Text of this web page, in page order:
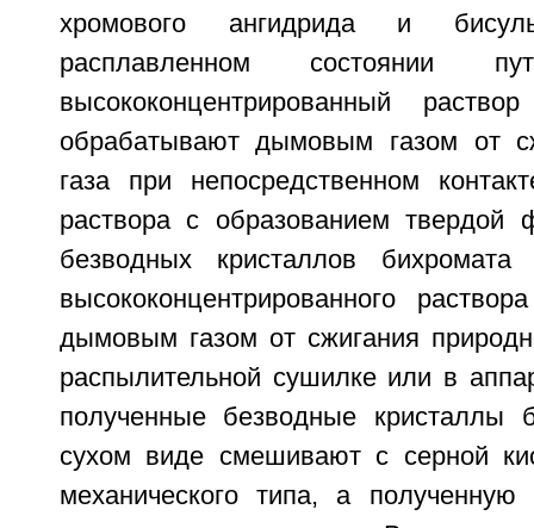
хромового ангидрида и
расплавленном состоянии
высококонцентрированный
обрабатывают дымовым газом от
газа при непосредственном
раствора с образованием твердой
безводных кристаллов бихромата
высококонцентрированного
дымовым газом от сжигания
распылительной сушилке или в
полученные безводные кристаллы
сухом виде смешивают с серной
механического типа, а полученную